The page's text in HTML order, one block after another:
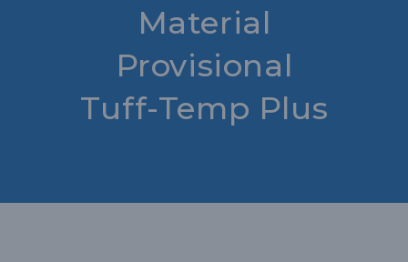
Material
Provisional
Tuff-Temp Plus